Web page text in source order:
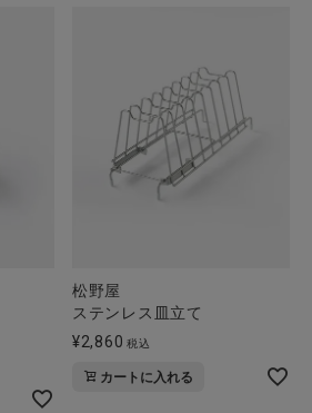
松野屋
ステンレス皿立て
¥2,860 税込
カートに入れる